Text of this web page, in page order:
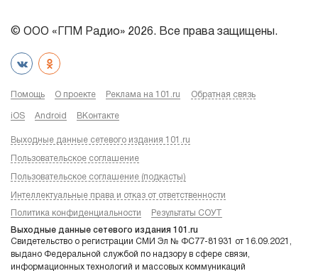
© ООО «ГПМ Радио» 2026. Все права защищены.
Помощь О проекте Реклама на 101.ru Обратная связь
iOS Android ВКонтакте
Выходные данные сетевого издания 101.ru
Пользовательское соглашение
Пользовательское соглашение (подкасты)
Интеллектуальные права и отказ от ответственности
Политика конфиденциальности Результаты СОУТ
Выходные данные сетевого издания 101.ru
Свидетельство о регистрации СМИ Эл № ФС77-81931 от 16.09.2021,
выдано Федеральной службой по надзору в сфере связи,
информационных технологий и массовых коммуникаций